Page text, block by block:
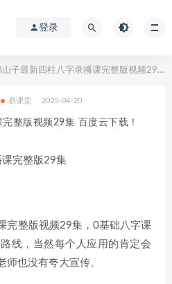
登录
子最新四柱八字录播课完整版视频29集 百度云下载！
易课堂 2025-04-20
整版视频29集 百度云下载！
完整版29集
完整版视频29集，0基础八字课
线，当然每个人应用的肯定会
师也没有夸大宣传。